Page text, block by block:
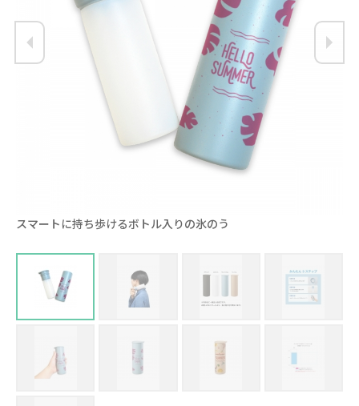
スマートに持ち歩けるボトル入りの氷のう